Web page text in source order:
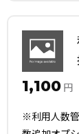
1,100 円
※利用人数